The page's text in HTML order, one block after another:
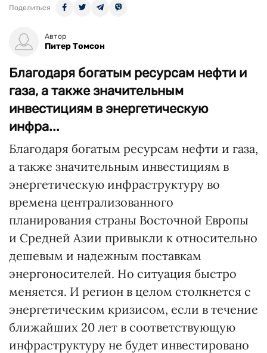
Поделиться
Автор
Питер Томсон
Благодаря богатым ресурсам нефти и
газа, а также значительным
инвестициям в энергетическую
инфра...
Благодаря богатым ресурсам нефти и газа,
а также значительным инвестициям в
энергетическую инфраструктуру во
времена централизованного
планирования страны Восточной Европы
и Средней Азии привыкли к относительно
дешевым и надежным поставкам
энергоносителей. Но ситуация быстро
меняется. И регион в целом столкнется с
энергетическим кризисом, если в течение
ближайших 20 лет в соответствующую
инфраструктуру не будет инвестировано